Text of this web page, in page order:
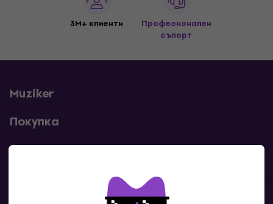
3M+ клиенти
Професионален
съпорт
Muziker
Покупка
Полезни линкове